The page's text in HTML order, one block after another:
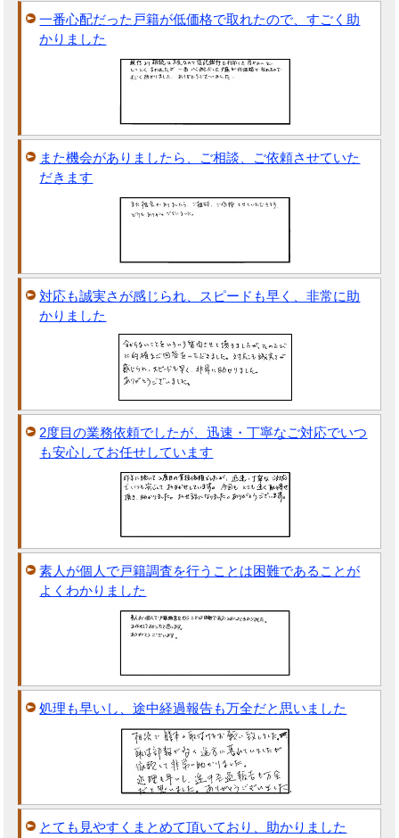
一番心配だった戸籍が低価格で取れたので、すごく助
かりました
また機会がありましたら、ご相談、ご依頼させていた
だきます
対応も誠実さが感じられ、スピードも早く、非常に助
かりました
2度目の業務依頼でしたが、迅速・丁寧なご対応でいつ
も安心してお任せしています
素人が個人で戸籍調査を行うことは困難であることが
よくわかりました
処理も早いし、途中経過報告も万全だと思いました
とても見やすくまとめて頂いており、助かりました